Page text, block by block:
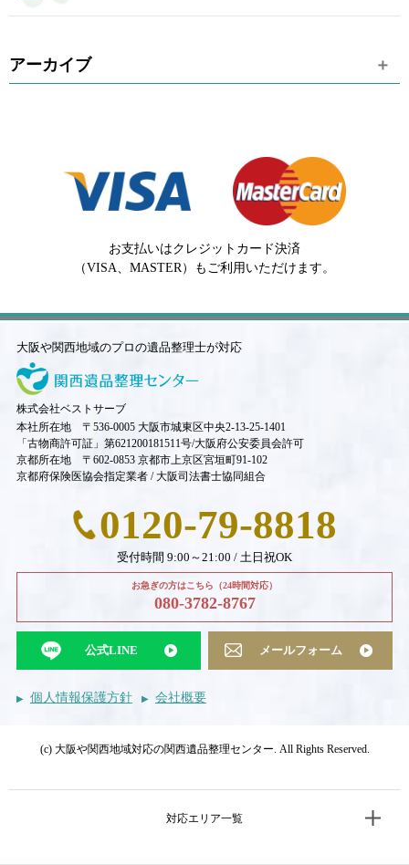
アーカイブ
お支払いはクレジットカード決済
（VISA、MASTER）もご利用いただけます。
大阪や関西地域のプロの遺品整理士が対応
株式会社ベストサーブ
本社所在地 〒536-0005 大阪市城東区中央2-13-25-1401
「古物商許可証」第621200181511号/大阪府公安委員会許可
京都所在地 〒602-0853 京都市上京区宮垣町91-102
京都府保険医協会指定業者 / 大阪司法書士協同組合
0120-79-8818
受付時間 9:00～21:00 / 土日祝OK
お急ぎの方はこちら（24時間対応）
080-3782-8767
公式LINE メールフォーム
個人情報保護方針 会社概要
(c) 大阪や関西地域対応の関西遺品整理センター. All Rights Reserved.
対応エリア一覧